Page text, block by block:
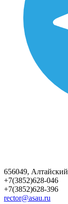
656049,
+7(3852)628-046
+7(3852)628-396
rector@asau.ru